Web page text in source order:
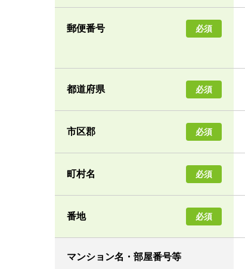
郵便番号 必須
都道府県 必須
市区郡 必須
町村名 必須
番地 必須
マンション名・部屋番号等